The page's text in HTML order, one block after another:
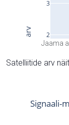
Jaama
Satelliitide arv